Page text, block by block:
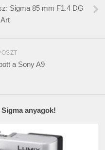
Sigma 85 mm F1.4 DG
a Sony A9
anyagok!